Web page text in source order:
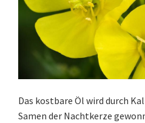
Das kostbare Öl wird durch
Samen der Nachtkerze